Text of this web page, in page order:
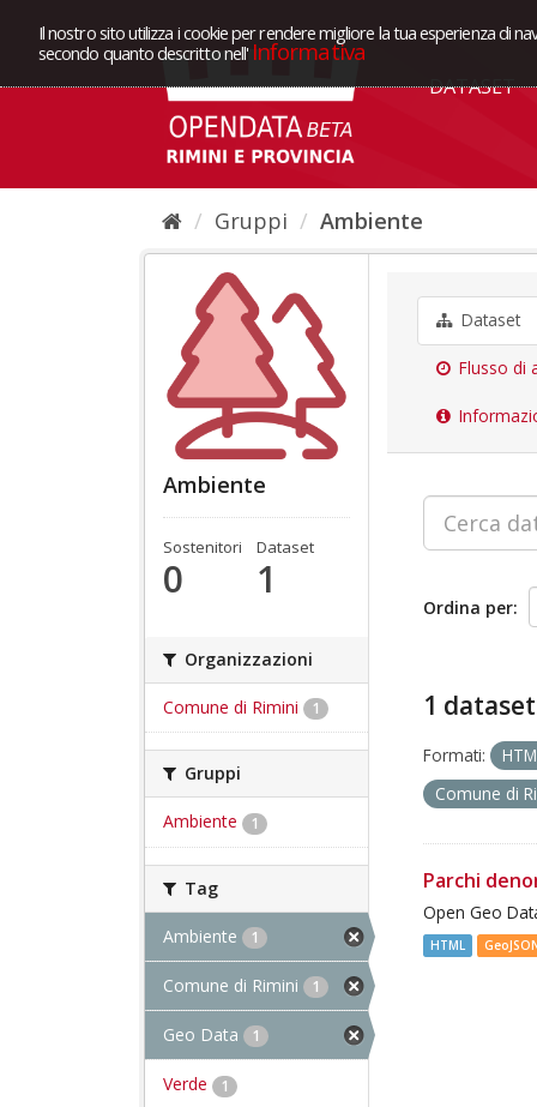
Il nostro sito utilizza i cookie per rendere migliore la tua esperienza di
secondo quanto descritto nell' Informativa
DATASET
Gruppi Ambiente
Ambiente
Sostenitori
0
Dataset
1
Organizzazioni
Comune di Rimini 1
Gruppi
Ambiente 1
Tag
Ambiente 1
Comune di Rimini 1
Geo Data 1
Verde 1
Dataset
Flusso di
Ordina per
1
Formati:
Comune di
Parchi
Open Geo
HTML